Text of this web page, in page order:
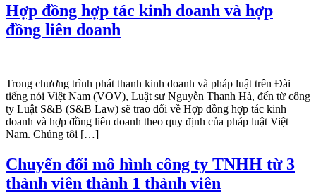
Hợp đồng hợp tác kinh doanh và hợp
đồng liên doanh
Trong chương trình phát thanh kinh doanh và pháp luật trên Đài
tiếng nói Việt Nam (VOV), Luật sư Nguyễn Thanh Hà, đến từ công
ty Luật S&B (S&B Law) sẽ trao đổi về Hợp đồng hợp tác kinh
doanh và hợp đồng liên doanh theo quy định của pháp luật Việt
Nam. Chúng tôi […]
Chuyển đổi mô hình công ty TNHH từ 3
thành viên thành 1 thành viên